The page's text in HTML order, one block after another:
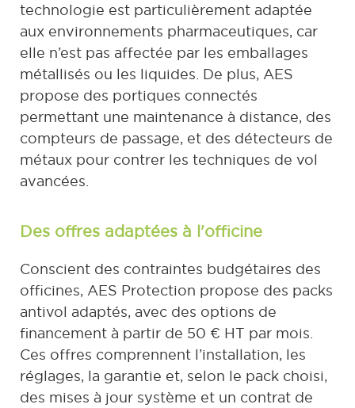
technologie est particulièrement adaptée
aux environnements pharmaceutiques, car
elle n’est pas affectée par les emballages
métallisés ou les liquides. De plus, AES
propose des portiques connectés
permettant une maintenance à distance, des
compteurs de passage, et des détecteurs de
métaux pour contrer les techniques de vol
avancées.
Des offres adaptées à l'officine
Conscient des contraintes budgétaires des
officines, AES Protection propose des packs
antivol adaptés, avec des options de
financement à partir de 50 € HT par mois.
Ces offres comprennent l’installation, les
réglages, la garantie et, selon le pack choisi,
des mises à jour système et un contrat de